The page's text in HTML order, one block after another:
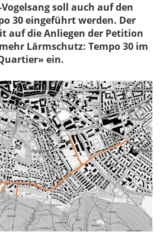
soll auch auf den
30 eingeführt werden. Der
auf die Anliegen der Petition
Lärmschutz: Tempo 30 im
ein.